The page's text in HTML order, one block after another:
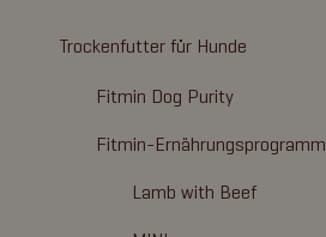
Trockenfutter für Hunde
Fitmin Dog Purity
Fitmin-Ernährungsprogramm
Lamb with Beef